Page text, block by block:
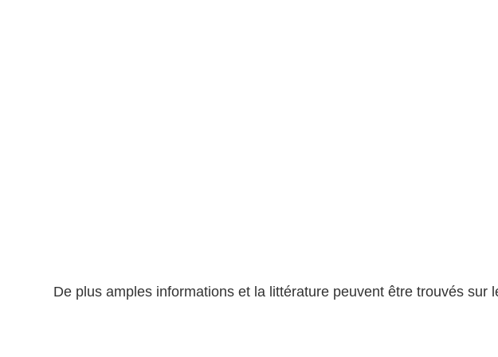
De plus amples informations et la littérature peuvent être trouvés sur